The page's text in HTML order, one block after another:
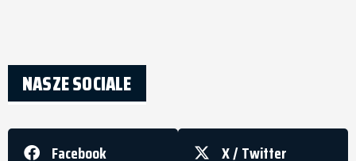
NASZE SOCIALE
Facebook
X / Twitter